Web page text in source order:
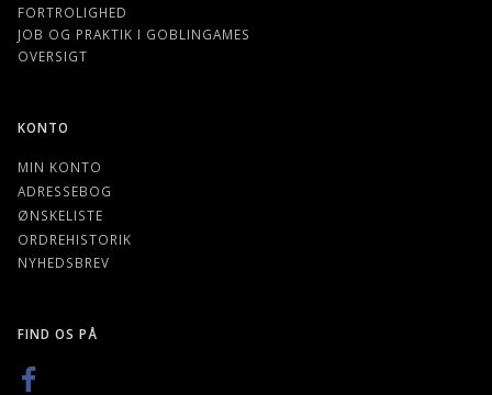
FORTROLIGHED
JOB OG PRAKTIK I GOBLINGAMES
OVERSIGT
KONTO
MIN KONTO
ADRESSEBOG
ØNSKELISTE
ORDREHISTORIK
NYHEDSBREV
FIND OS PÅ